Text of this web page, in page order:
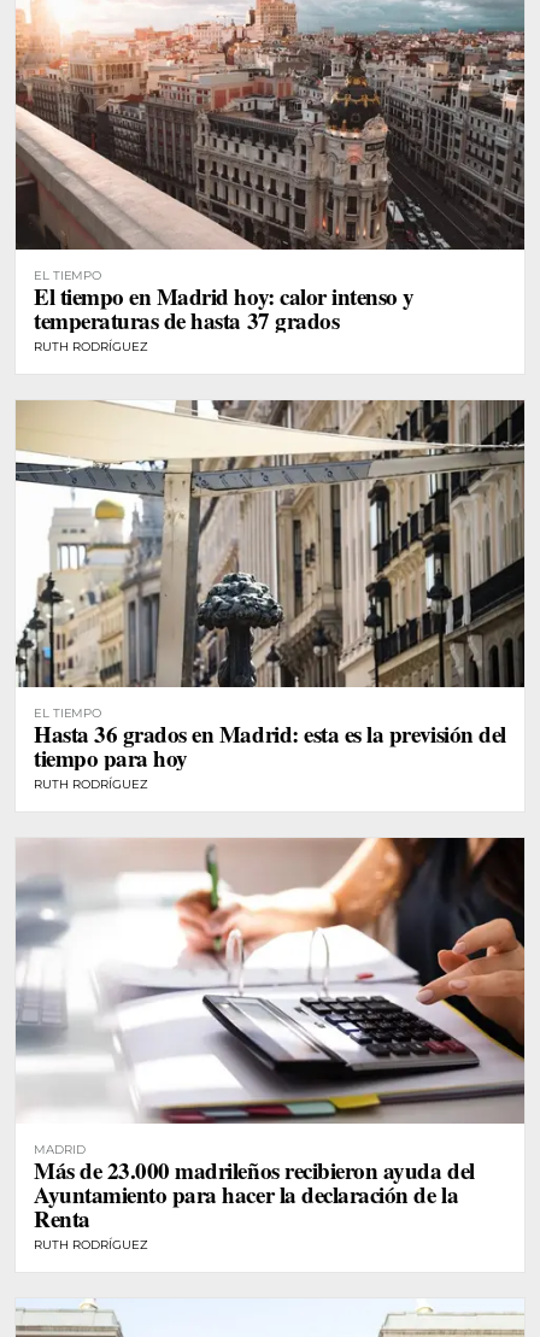
EL TIEMPO
El tiempo en Madrid hoy: calor intenso y
temperaturas de hasta 37 grados
RUTH RODRÍGUEZ
EL TIEMPO
Hasta 36 grados en Madrid: esta es la previsión del
tiempo para hoy
RUTH RODRÍGUEZ
MADRID
Más de 23.000 madrileños recibieron ayuda del
Ayuntamiento para hacer la declaración de la
Renta
RUTH RODRÍGUEZ